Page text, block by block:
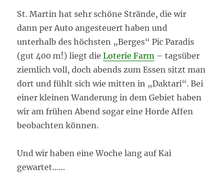
St. Martin hat sehr schöne Strände, die wir
dann per Auto angesteuert haben und
unterhalb des höchsten „Berges“ Pic Paradis
(gut 400 m!) liegt dieLoterie Farm – tagsüber
ziemlich voll, doch abends zum Essen sitzt man
dort und fühlt sich wie mitten in „Daktari“. Bei
einer kleinen Wanderung in dem Gebiet haben
wir am frühen Abend sogar eine Horde Affen
beobachten können.
Und wir haben eine Woche lang auf Kai
gewartet……